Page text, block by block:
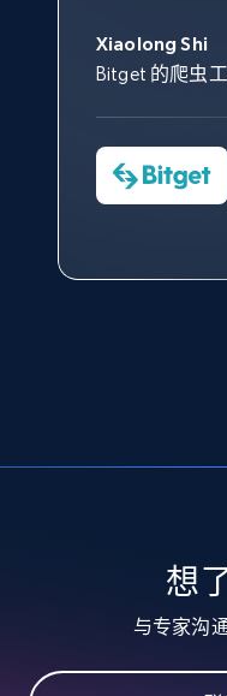
X (formerly
posted, Photos,
Like engagement
and more.
TikTok - Profiles -
and country
Xiaolong Shi
Bitget 的爬虫
帮助您轻松
（
数据科学专家
共网络数据
其支持团队
Charmagne
—— Shopee
tgndata 的首席
沟通，他的
助。
Convert Group
服务和支持
想
与专家沟